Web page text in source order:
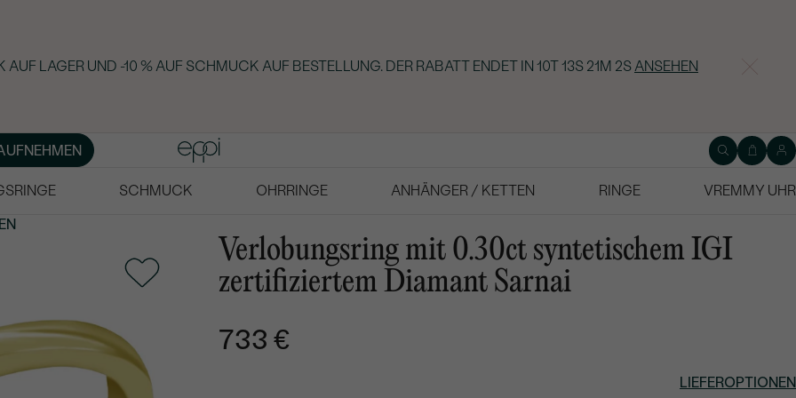
AUF LAGER UND -10 % AUF SCHMUCK AUF BESTELLUNG. DER RABATT ENDET IN10T 13S 21M 1S ANSEHEN
SCHMUCK OHRRINGE ANHÄNGER / KETTEN RINGE
VREMMY UHR
Verlobungsring mit 0.30ct syntetischem IGI
zertifiziertem Diamant Sarnai
733 €
LIEFEROPTIONEN